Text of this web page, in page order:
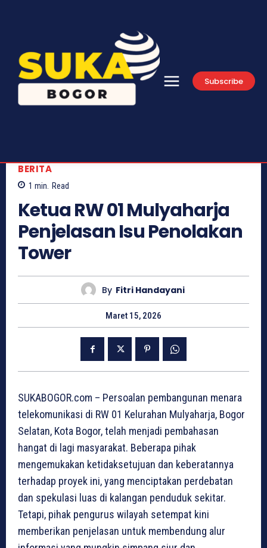
Subscribe
BERITA
1 min. Read
Ketua RW 01 Mulyaharja
Penjelasan Isu Penolakan
Tower
By Fitri Handayani
Maret 15, 2026
SUKABOGOR.com – Persoalan pembangunan menara
telekomunikasi di RW 01 Kelurahan Mulyaharja, Bogor
Selatan, Kota Bogor, telah menjadi pembahasan
hangat di lagi masyarakat. Beberapa pihak
mengemukakan ketidaksetujuan dan keberatannya
terhadap proyek ini, yang menciptakan perdebatan
dan spekulasi luas di kalangan penduduk sekitar.
Tetapi, pihak pengurus wilayah setempat kini
memberikan penjelasan untuk membendung alur